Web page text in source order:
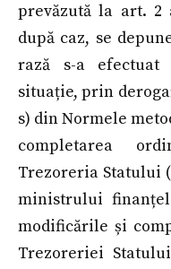
prevăzută la art. 2
după caz, se
rază s-a efectuat
situație, prin
s) din Normele
completarea
Trezoreria Statului
ministrului
modificările și
Trezoreriei